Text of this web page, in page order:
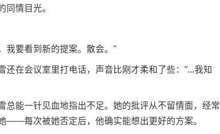
同情目光。
我要看到新的提案。散会。"
在会议室里打电话，声音比刚才柔和了些："...我知
能一针见血地指出不足。她的批评从不留情面，经常
——每次被她否定后，他确实能想出更好的方案。